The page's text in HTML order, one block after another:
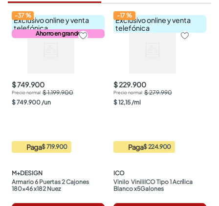
Exclusivo online y venta
telefónica
Ahorro en grande
-37%
$ 749.900
$ 1.199.900
$749.900 /un
Paga$ 719.900
M+DESIGN
Armario 6 Puertas 2 Cajones
180x46 x182 Nuez
Exclusivo online y venta
telefónica
-17%
$ 229.900
$ 279.990
$12,15 /ml
Paga$ 224.900
ICO
Vinilo  ViniliICO Tipo 1 Acrílica
Blanco x5Galones